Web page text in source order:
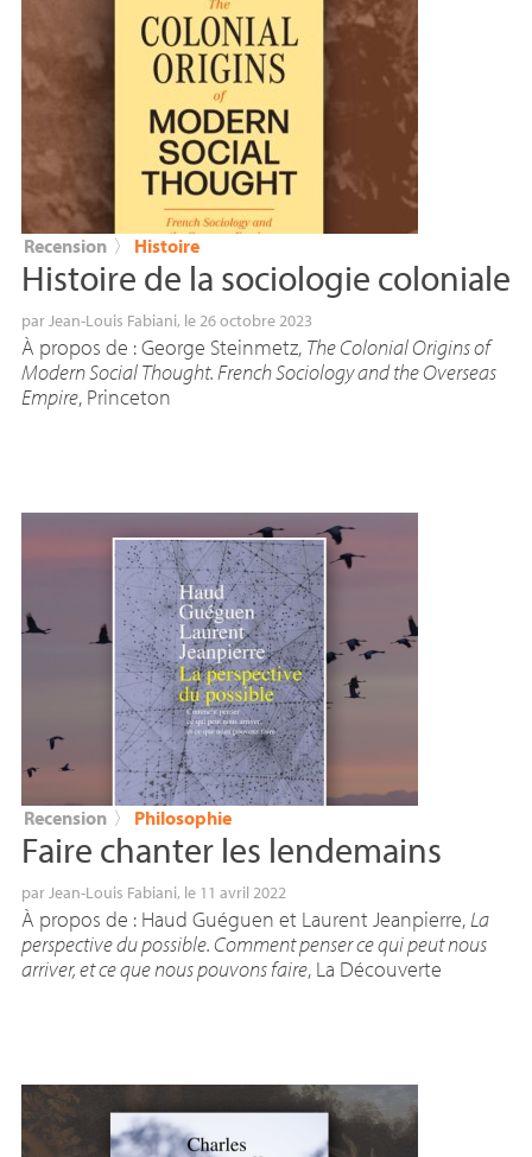
Recension 〉 Histoire
Histoire de la sociologie coloniale
par Jean-Louis Fabiani, le 26 octobre 2023
À propos de : George Steinmetz, The Colonial Origins of
Modern Social Thought. French Sociology and the Overseas
Empire, Princeton
Recension 〉 Philosophie
Faire chanter les lendemains
parJean-Louis Fabiani, le 11 avril 2022
À propos de : Haud Guéguen et Laurent Jeanpierre,La
perspective du possible. Comment penser ce qui peut nous
arriver, et ce que nous pouvons faire, La Découverte